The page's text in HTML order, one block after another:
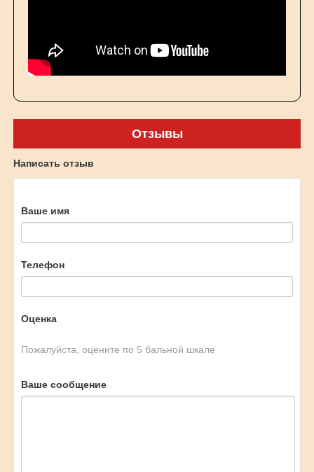
Отзывы
Написать отзыв
Ваше имя
Телефон
Оценка
Пожалуйста, оцените по 5 бальной шкале
Ваше сообщение